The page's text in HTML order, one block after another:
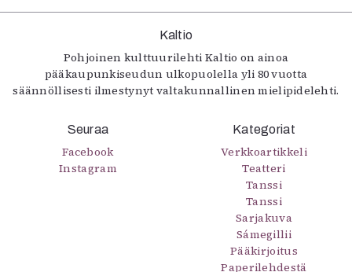
Kaltio
Pohjoinen kulttuurilehti Kaltio on ainoa
pääkaupunkiseudun ulkopuolella yli 80 vuotta
säännöllisesti ilmestynyt valtakunnallinen mielipidelehti.
Seuraa
Facebook
Instagram
Kategoriat
Verkkoartikkeli
Teatteri
Tanssi
Tanssi
Sarjakuva
Sámegillii
Pääkirjoitus
Paperilehdestä